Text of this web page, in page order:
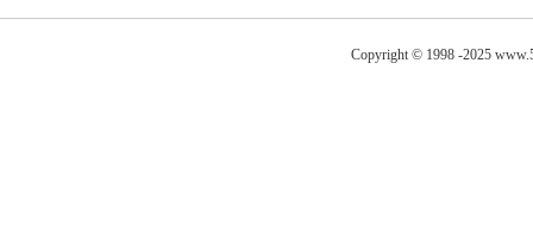
Copyright © 1998 -2025